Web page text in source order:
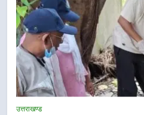
उत्तराखण्ड